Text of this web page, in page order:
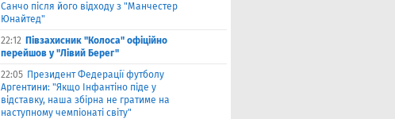
Санчо після його відходу з "Манчестер
Юнайтед"
22:12 Півзахисник "Колоса" офіційно
перейшов у "Лівий Берег"
22:05 Президент Федерації футболу
Аргентини: "Якщо Інфантіно піде у
відставку, наша збірна не гратиме на
наступному чемпіонаті світу"